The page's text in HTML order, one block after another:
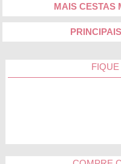
MAIS CESTAS